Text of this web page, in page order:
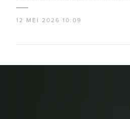
12 MEI 2026 10:09